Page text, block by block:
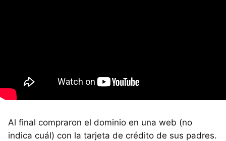
Al final compraron el dominio en una web (no
indica cuál) con la tarjeta de crédito de sus padres.